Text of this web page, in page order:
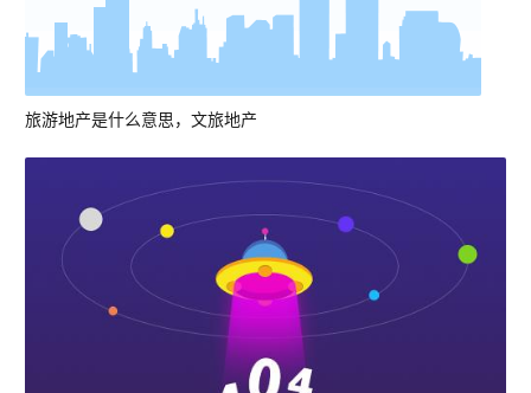
旅游地产是什么意思，文旅地产